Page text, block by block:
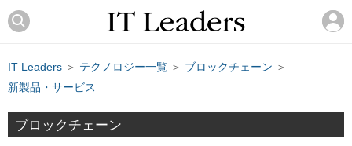
IT Leaders ＞ テクノロジー一覧 ＞ ブロックチェーン ＞
新製品・サービス
ブロックチェーン